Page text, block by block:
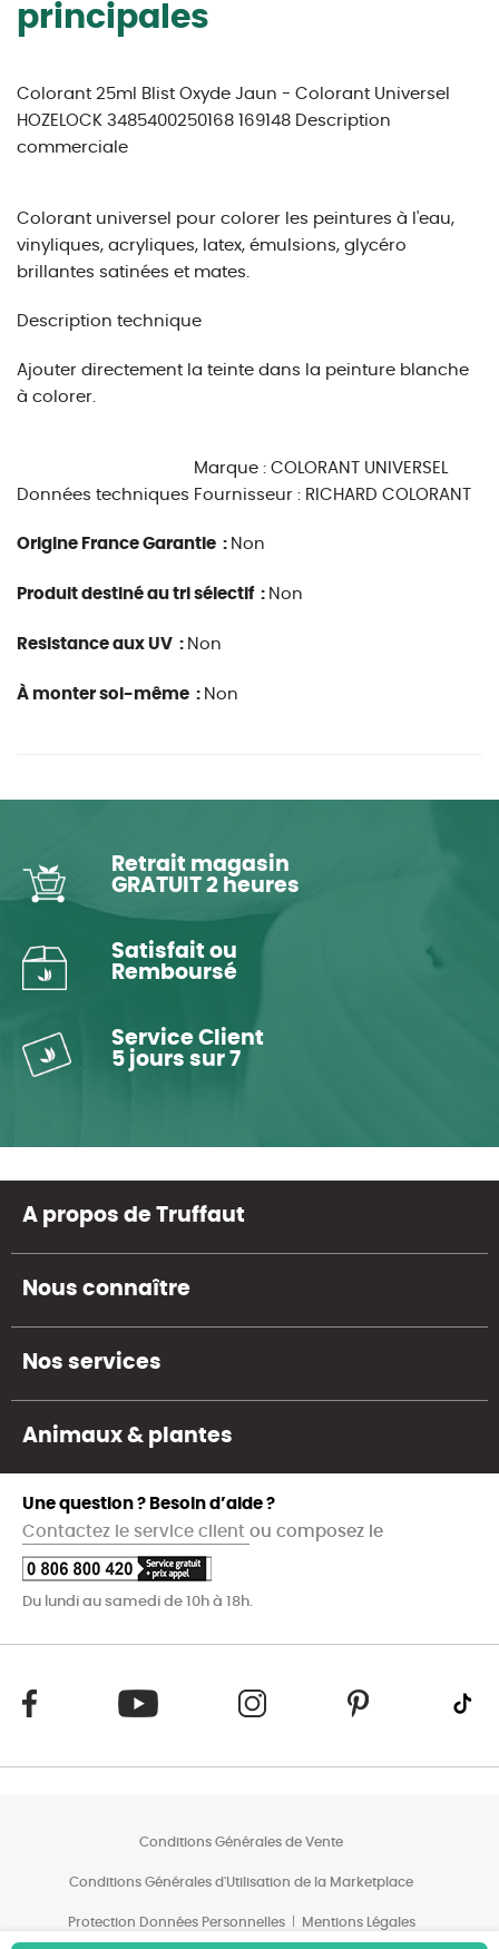
principales
Colorant 25ml Blist Oxyde Jaun - Colorant Universel
HOZELOCK 3485400250168 169148 Description
commerciale
Colorant universel pour colorer les peintures à l'eau,
vinyliques, acryliques, latex, émulsions, glycéro
brillantes satinées et mates.
Description technique
Ajouter directement la teinte dans la peinture blanche
à colorer.
Données techniques
Marque : COLORANT UNIVERSEL
Fournisseur : RICHARD COLORANT
Origine France Garantie : Non
Produit destiné au tri sélectif : Non
Resistance aux UV : Non
À monter soi-même : Non
Retrait magasin
GRATUIT 2 heures
Satisfait ou
Remboursé
Service Client
5 jours sur 7
A propos de Truffaut
Nous connaître
Nos services
Animaux & plantes
Une question ? Besoin d’aide ?
Contactez le service client ou composez le
Du lundi au samedi de 10h à 18h.
Conditions Générales de Vente
Conditions Générales d'Utilisation de la Marketplace
Protection Données Personnelles Mentions Légales